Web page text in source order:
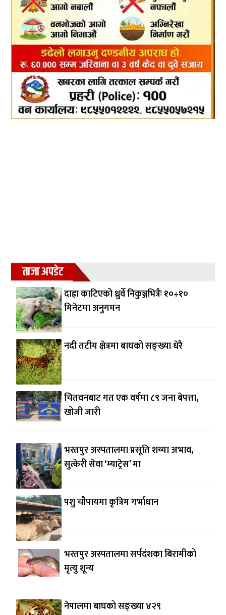
ताजा अपडेट
दाह्रा काटिएको ध्रुर्वे निकुञ्जभित्रैः १०÷१०
मिनेटमा अनुगमन
नदी तटीय क्षेत्रमा बाघको सङ्ख्या धेरै
चितवनबाट गत एक वर्षमा ८९ जना बेपत्ता,
खोजी जारी
भरतपुर अस्पतालमा प्रसूति शय्या अभाव,
सुत्केरी सेवा ‘म्याट्रेस’ मा
पशु चौपायमा कृत्रिम गर्भाधान
भरतपुर अस्पतालमा सर्पदंशका बिरामीको
मृत्यु शून्य
नेपालमा बाघको सङ्ख्या ४२९